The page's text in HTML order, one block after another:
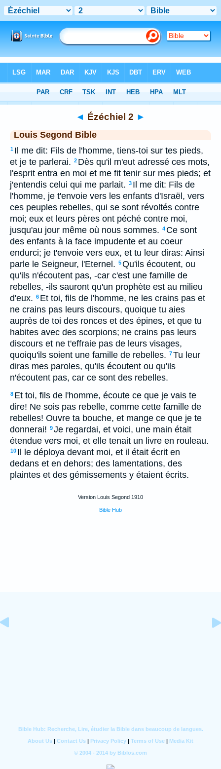
> Ézéchiel 2
◄ Ézéchiel 2 ►
Louis Segond Bible
1 Il me dit: Fils de l'homme, tiens-toi sur tes pieds,
et je te parlerai. 2 Dès qu'il m'eut adressé ces mots,
l'esprit entra en moi et me fit tenir sur mes pieds; et
j'entendis celui qui me parlait. 3 Il me dit: Fils de
l'homme, je t'envoie vers les enfants d'Israël, vers
ces peuples rebelles, qui se sont révoltés contre
moi; eux et leurs pères ont péché contre moi,
jusqu'au jour même où nous sommes. 4 Ce sont
des enfants à la face impudente et au coeur
endurci; je t'envoie vers eux, et tu leur diras: Ainsi
parle le Seigneur, l'Eternel. 5Qu'ils écoutent, ou
qu'ils n'écoutent pas, -car c'est une famille de
rebelles, -ils sauront qu'un prophète est au milieu
d'eux. 6 Et toi, fils de l'homme, ne les crains pas et
ne crains pas leurs discours, quoique tu aies
auprès de toi des ronces et des épines, et que tu
habites avec des scorpions; ne crains pas leurs
discours et ne t'effraie pas de leurs visages,
quoiqu'ils soient une famille de rebelles. 7Tu leur
diras mes paroles, qu'ils écoutent ou qu'ils
n'écoutent pas, car ce sont des rebelles.
8 Et toi, fils de l'homme, écoute ce que je vais te
dire! Ne sois pas rebelle, comme cette famille de
rebelles! Ouvre ta bouche, et mange ce que je te
donnerai! 9Je regardai, et voici, une main était
étendue vers moi, et elle tenait un livre en rouleau.
10 Il le déploya devant moi, et il était écrit en
dedans et en dehors; des lamentations, des
plaintes et des gémissements y étaient écrits.
Version Louis Segond 1910
Bible Hub